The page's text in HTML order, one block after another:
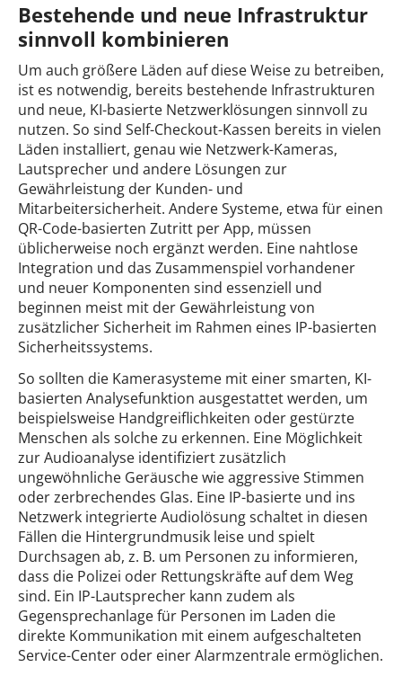
Bestehende und neue Infrastruktur
sinnvoll kombinieren
Um auch größere Läden auf diese Weise zu betreiben,
ist es notwendig, bereits bestehende Infrastrukturen
und neue, KI-basierte Netzwerklösungen sinnvoll zu
nutzen. So sind Self-Checkout-Kassen bereits in vielen
Läden installiert, genau wie Netzwerk-Kameras,
Lautsprecher und andere Lösungen zur
Gewährleistung der Kunden- und
Mitarbeitersicherheit. Andere Systeme, etwa für einen
QR-Code-basierten Zutritt per App, müssen
üblicherweise noch ergänzt werden. Eine nahtlose
Integration und das Zusammenspiel vorhandener
und neuer Komponenten sind essenziell und
beginnen meist mit der Gewährleistung von
zusätzlicher Sicherheit im Rahmen eines IP-basierten
Sicherheitssystems.
So sollten die Kamerasysteme mit einer smarten, KI-
basierten Analysefunktion ausgestattet werden, um
beispielsweise Handgreiflichkeiten oder gestürzte
Menschen als solche zu erkennen. Eine Möglichkeit
zur Audioanalyse identifiziert zusätzlich
ungewöhnliche Geräusche wie aggressive Stimmen
oder zerbrechendes Glas. Eine IP-basierte und ins
Netzwerk integrierte Audiolösung schaltet in diesen
Fällen die Hintergrundmusik leise und spielt
Durchsagen ab, z. B. um Personen zu informieren,
dass die Polizei oder Rettungskräfte auf dem Weg
sind. Ein IP-Lautsprecher kann zudem als
Gegensprechanlage für Personen im Laden die
direkte Kommunikation mit einem aufgeschalteten
Service-Center oder einer Alarmzentrale ermöglichen.